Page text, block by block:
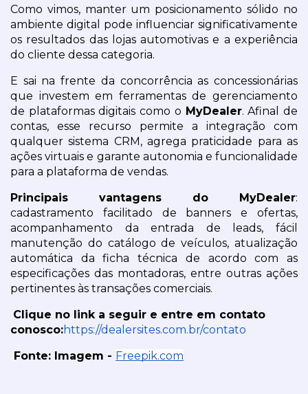
Como vimos, manter um posicionamento sólido no
ambiente digital pode influenciar significativamente
os resultados das lojas automotivas e a experiência
do cliente dessa categoria.
E sai na frente da concorrência as concessionárias
que investem em ferramentas de gerenciamento
de plataformas digitais como o MyDealer. Afinal de
contas, esse recurso permite a integração com
qualquer sistema CRM, agrega praticidade para as
ações virtuais e garante autonomia e funcionalidade
para a plataforma de vendas.
Principais vantagens do MyDealer:
cadastramento facilitado de banners e ofertas,
acompanhamento da entrada de leads, fácil
manutenção do catálogo de veículos, atualização
automática da ficha técnica de acordo com as
especificações das montadoras, entre outras ações
pertinentes às transações comerciais.
Clique no link a seguir e entre em contato
conosco:https://dealersites.com.br/contato
Fonte: Imagem - Freepik.com